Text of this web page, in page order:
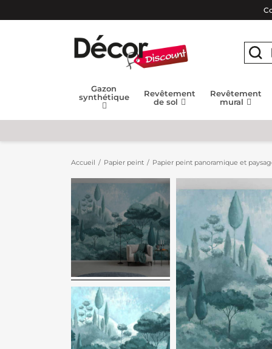
Gazon
synthétique
Revêtement
de sol
Revêtement
mural
Accueil Papier peint Papier peint panoramique et